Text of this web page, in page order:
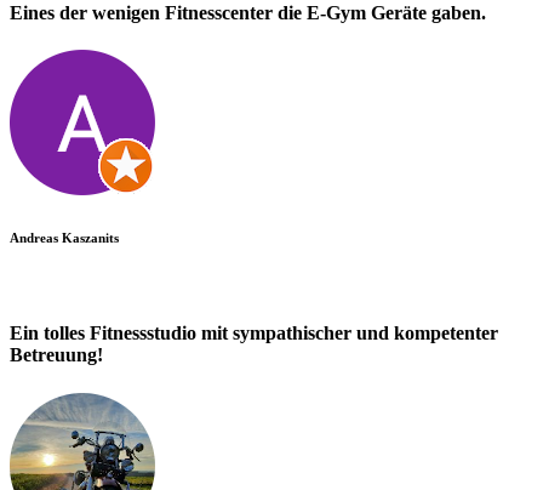
Eines der wenigen Fitnesscenter die E-Gym Geräte gaben.
Andreas Kaszanits
Ein tolles Fitnessstudio mit sympathischer und kompetenter
Betreuung!